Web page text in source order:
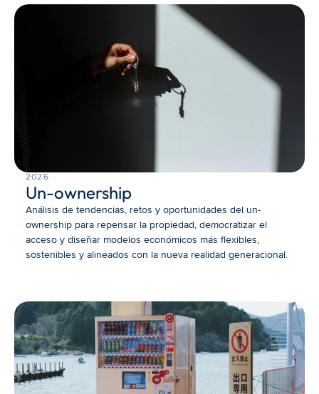
2026
Un-ownership
Análisis de tendencias, retos y oportunidades del un-
ownership para repensar la propiedad, democratizar el
acceso y diseñar modelos económicos más flexibles,
sostenibles y alineados con la nueva realidad generacional.